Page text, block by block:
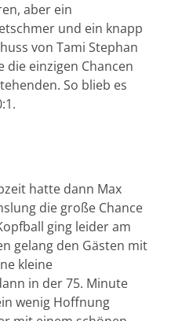
aber ein
und ein knapp
von Tami Stephan
einzigen Chancen
So blieb es
hatte dann Max
die große Chance
ging leider am
gelang den Gästen mit
kleine
in der 75. Minute
wenig Hoffnung